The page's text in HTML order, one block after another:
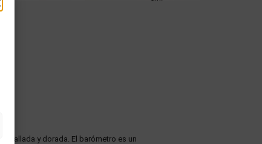
tallada y dorada. El barómetro es un